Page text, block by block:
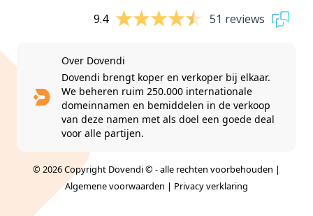
9.4 51 reviews
Over Dovendi
Dovendi brengt koper en verkoper bij elkaar.
We beheren ruim 250.000 internationale
domeinnamen en bemiddelen in de verkoop
van deze namen met als doel een goede deal
voor alle partijen.
© 2026 Copyright Dovendi © - alle rechten voorbehouden |
Algemene voorwaarden | Privacy verklaring